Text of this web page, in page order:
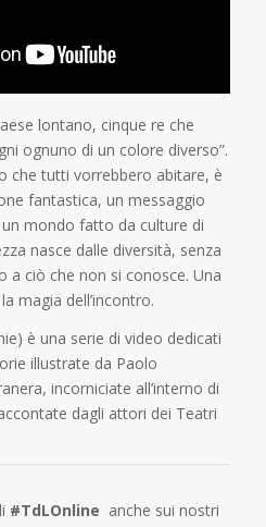
lontano, cinque re che
ognuno di un colore diverso”.
che tutti vorrebbero abitare, è
fantastica, un messaggio
mondo fatto da culture di
nasce dalle diversità, senza
a ciò che non si conosce. Una
magia dell’incontro.
è una serie di video dedicati
illustrate da Paolo
incorniciate all’interno di
dagli attori dei Teatri
#TdLOnline anche sui nostri